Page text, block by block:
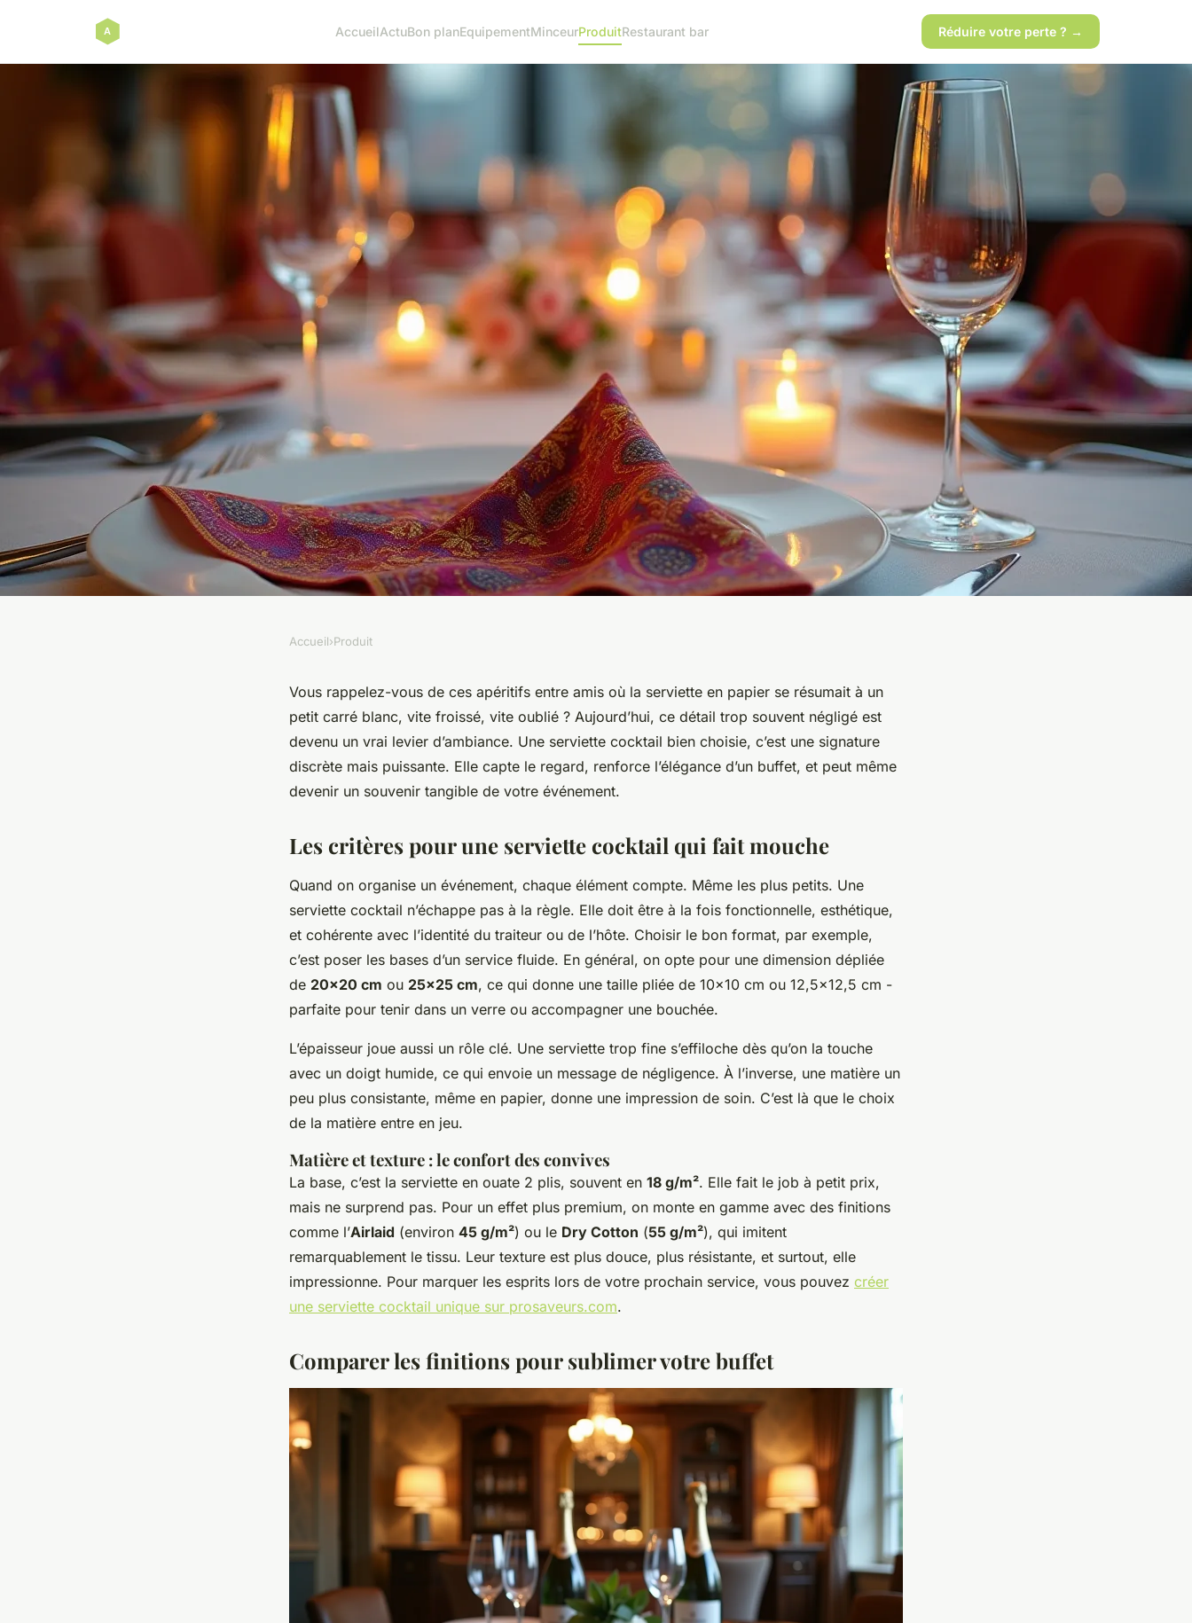
AccueilActuBon planEquipementMinceurProduitRestaurant bar Réduire votre perte ? →
Comment choisir une serviette
cocktail personnalisée adaptée à vos
Accueil›Produit
Vous rappelez-vous de ces apéritifs entre amis où la serviette en papier se résumait à un
petit carré blanc, vite froissé, vite oublié ? Aujourd’hui, ce détail trop souvent négligé est
devenu un vrai levier d’ambiance. Une serviette cocktail bien choisie, c’est une signature
discrète mais puissante. Elle capte le regard, renforce l’élégance d’un buffet, et peut même
devenir un souvenir tangible de votre événement.
Les critères pour une serviette cocktail qui fait mouche
Quand on organise un événement, chaque élément compte. Même les plus petits. Une
serviette cocktail n’échappe pas à la règle. Elle doit être à la fois fonctionnelle, esthétique,
et cohérente avec l’identité du traiteur ou de l’hôte. Choisir le bon format, par exemple,
c’est poser les bases d’un service fluide. En général, on opte pour une dimension dépliée
de 20x20 cm ou 25x25 cm, ce qui donne une taille pliée de 10x10 cm ou 12,5x12,5 cm -
parfaite pour tenir dans un verre ou accompagner une bouchée.
L’épaisseur joue aussi un rôle clé. Une serviette trop fine s’effiloche dès qu’on la touche
avec un doigt humide, ce qui envoie un message de négligence. À l’inverse, une matière un
peu plus consistante, même en papier, donne une impression de soin. C’est là que le choix
de la matière entre en jeu.
Matière et texture : le confort des convives
La base, c’est la serviette en ouate 2 plis, souvent en 18 g/m². Elle fait le job à petit prix,
mais ne surprend pas. Pour un effet plus premium, on monte en gamme avec des finitions
comme l’Airlaid (environ 45 g/m²) ou le Dry Cotton (55 g/m²), qui imitent
remarquablement le tissu. Leur texture est plus douce, plus résistante, et surtout, elle
impressionne. Pour marquer les esprits lors de votre prochain service, vous pouvez créer
une serviette cocktail unique sur prosaveurs.com.
Comparer les finitions pour sublimer votre buffet